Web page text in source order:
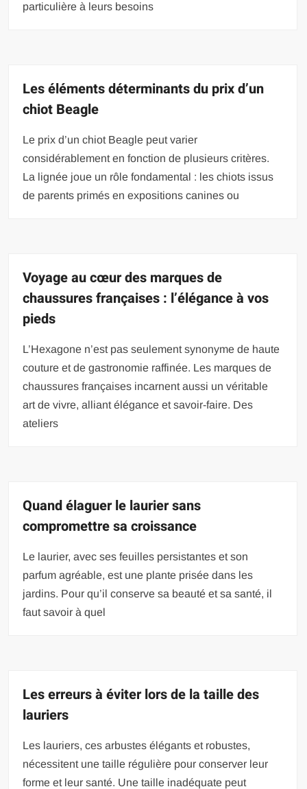
particulière à leurs besoins
Les éléments déterminants du prix d’un
chiot Beagle
Le prix d’un chiot Beagle peut varier
considérablement en fonction de plusieurs critères.
La lignée joue un rôle fondamental : les chiots issus
de parents primés en expositions canines ou
Voyage au cœur des marques de
chaussures françaises : l’élégance à vos
pieds
L’Hexagone n’est pas seulement synonyme de haute
couture et de gastronomie raffinée. Les marques de
chaussures françaises incarnent aussi un véritable
art de vivre, alliant élégance et savoir-faire. Des
ateliers
Quand élaguer le laurier sans
compromettre sa croissance
Le laurier, avec ses feuilles persistantes et son
parfum agréable, est une plante prisée dans les
jardins. Pour qu’il conserve sa beauté et sa santé, il
faut savoir à quel
Les erreurs à éviter lors de la taille des
lauriers
Les lauriers, ces arbustes élégants et robustes,
nécessitent une taille régulière pour conserver leur
forme et leur santé. Une taille inadéquate peut